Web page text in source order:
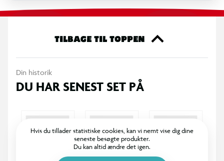
Vaskes ved 40 gr.
TILBAGE TIL TOPPEN
Din historik
DU HAR SENEST SET PÅ
Hvis du tillader statistiske cookies, kan vi nemt vise dig dine
seneste besøgte produkter.
Du kan altid ændre det igen.